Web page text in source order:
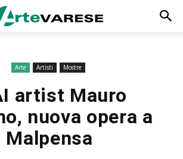
Arte Artisti Mostre
artist Mauro
nuova opera a
Malpensa